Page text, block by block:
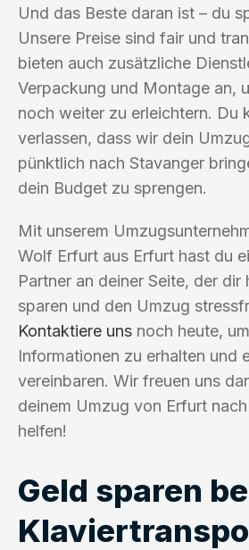
Und das Beste daran ist – du
Unsere Preise sind fair und
bieten auch zusätzliche
Verpackung und Montage an,
noch weiter zu erleichtern. Du
verlassen, dass wir dein
pünktlich nach Stavanger
dein Budget zu sprengen.
Mit unserem
Wolf Erfurt aus Erfurt hast du
Partner an deiner Seite, der dir
sparen und den Umzug
Kontaktiere uns noch heute,
Informationen zu erhalten und
vereinbaren. Wir freuen uns
deinem Umzug von Erfurt
helfen!
Geld sparen